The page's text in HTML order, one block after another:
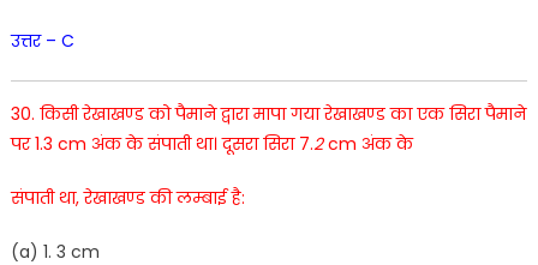
उत्तर – C
30. किसी रेखाखण्ड को पैमाने द्वारा मापा गया रेखाखण्ड का एक सिरा पैमाने
पर 1.3 cm अंक के संपाती था। दूसरा सिरा 7.2cm अंक के
संपाती था, रेखाखण्ड की लम्बाई है:
(a) 1. 3 cm